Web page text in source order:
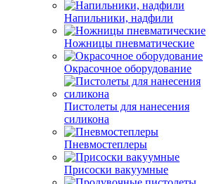
Напильники, надфили
Ножницы пневматические
Окрасочное оборудование
Пистолеты для нанесения
силикона
Пневмостеплеры
Присоски вакуумные